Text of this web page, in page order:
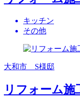
キッチン
その他
大和市 S様邸
リフォーム施